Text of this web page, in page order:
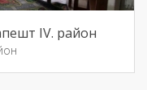
IV. район